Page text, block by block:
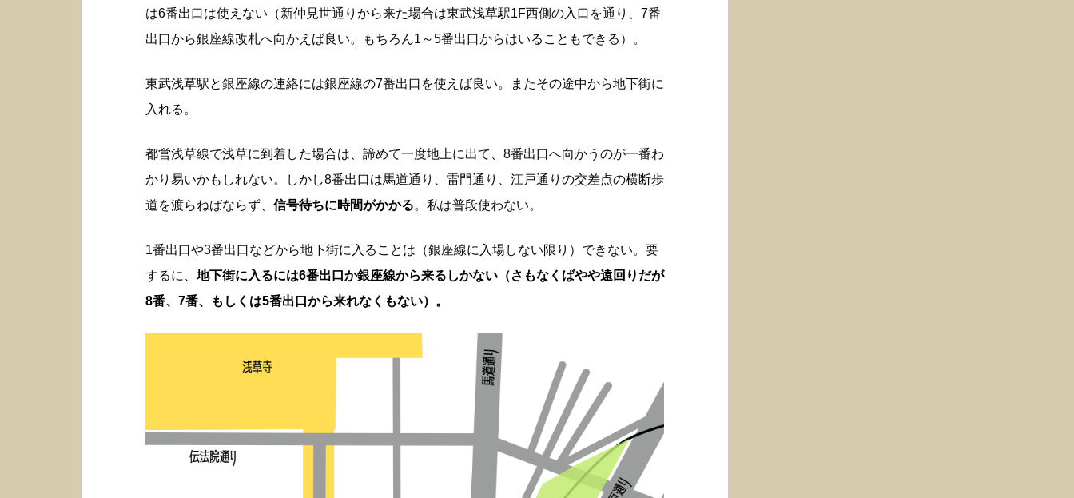
は6番出口は使えない（新仲見世通りから来た場合は東武浅草駅1F西側の入口を通り、7番
出口から銀座線改札へ向かえば良い。もちろん1～5番出口からはいることもできる）。
東武浅草駅と銀座線の連絡には銀座線の7番出口を使えば良い。またその途中から地下街に
入れる。
都営浅草線で浅草に到着した場合は、諦めて一度地上に出て、8番出口へ向かうのが一番わ
かり易いかもしれない。しかし8番出口は馬道通り、雷門通り、江戸通りの交差点の横断歩
道を渡らねばならず、 信号待ちに時間がかかる。私は普段使わない。
1番出口や3番出口などから地下街に入ることは（銀座線に入場しない限り）できない。要
するに、 地下街に入るには6番出口か銀座線から来るしかない（さもなくばやや遠回りだが
8番、7番、もしくは5番出口から来れなくもない）。